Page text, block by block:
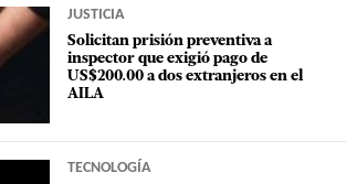
JUSTICIA
Solicitan prisión preventiva a
inspector que exigió pago de
US$200.00 a dos extranjeros en el
AILA
TECNOLOGÍA